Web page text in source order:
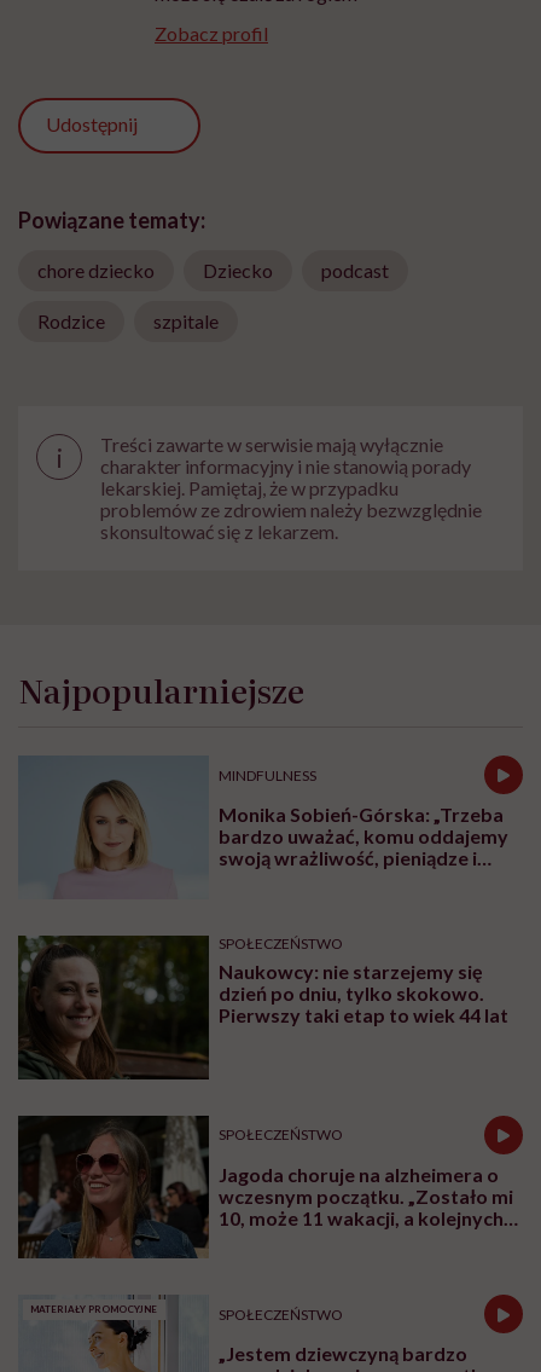
Zobacz profil
Udostępnij
Powiązane tematy:
chore dziecko Dziecko podcast
Rodzice szpitale
i
Treści zawarte w serwisie mają wyłącznie
charakter informacyjny i nie stanowią porady
lekarskiej. Pamiętaj, że w przypadku
problemów ze zdrowiem należy bezwzględnie
skonsultować się z lekarzem.
Najpopularniejsze
MINDFULNESS
Monika Sobień-Górska: „Trzeba
bardzo uważać, komu oddajemy
swoją wrażliwość, pieniądze i
SPOŁECZEŃSTWO
Naukowcy: nie starzejemy się
dzień po dniu, tylko skokowo.
Pierwszy taki etap to wiek 44 lat
SPOŁECZEŃSTWO
Jagoda choruje na alzheimera o
wczesnym początku. „Zostało mi
10, może 11 wakacji, a kolejnych
MATERIAŁY PROMOCYJNE SPOŁECZEŃSTWO
„Jestem dziewczyną bardzo